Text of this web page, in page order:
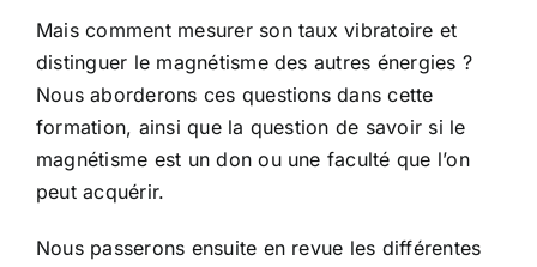
Mais comment mesurer son taux vibratoire et
distinguer le magnétisme des autres énergies ?
Nous aborderons ces questions dans cette
formation, ainsi que la question de savoir si le
magnétisme est un don ou une faculté que l’on
peut acquérir.
Nous passerons ensuite en revue les différentes